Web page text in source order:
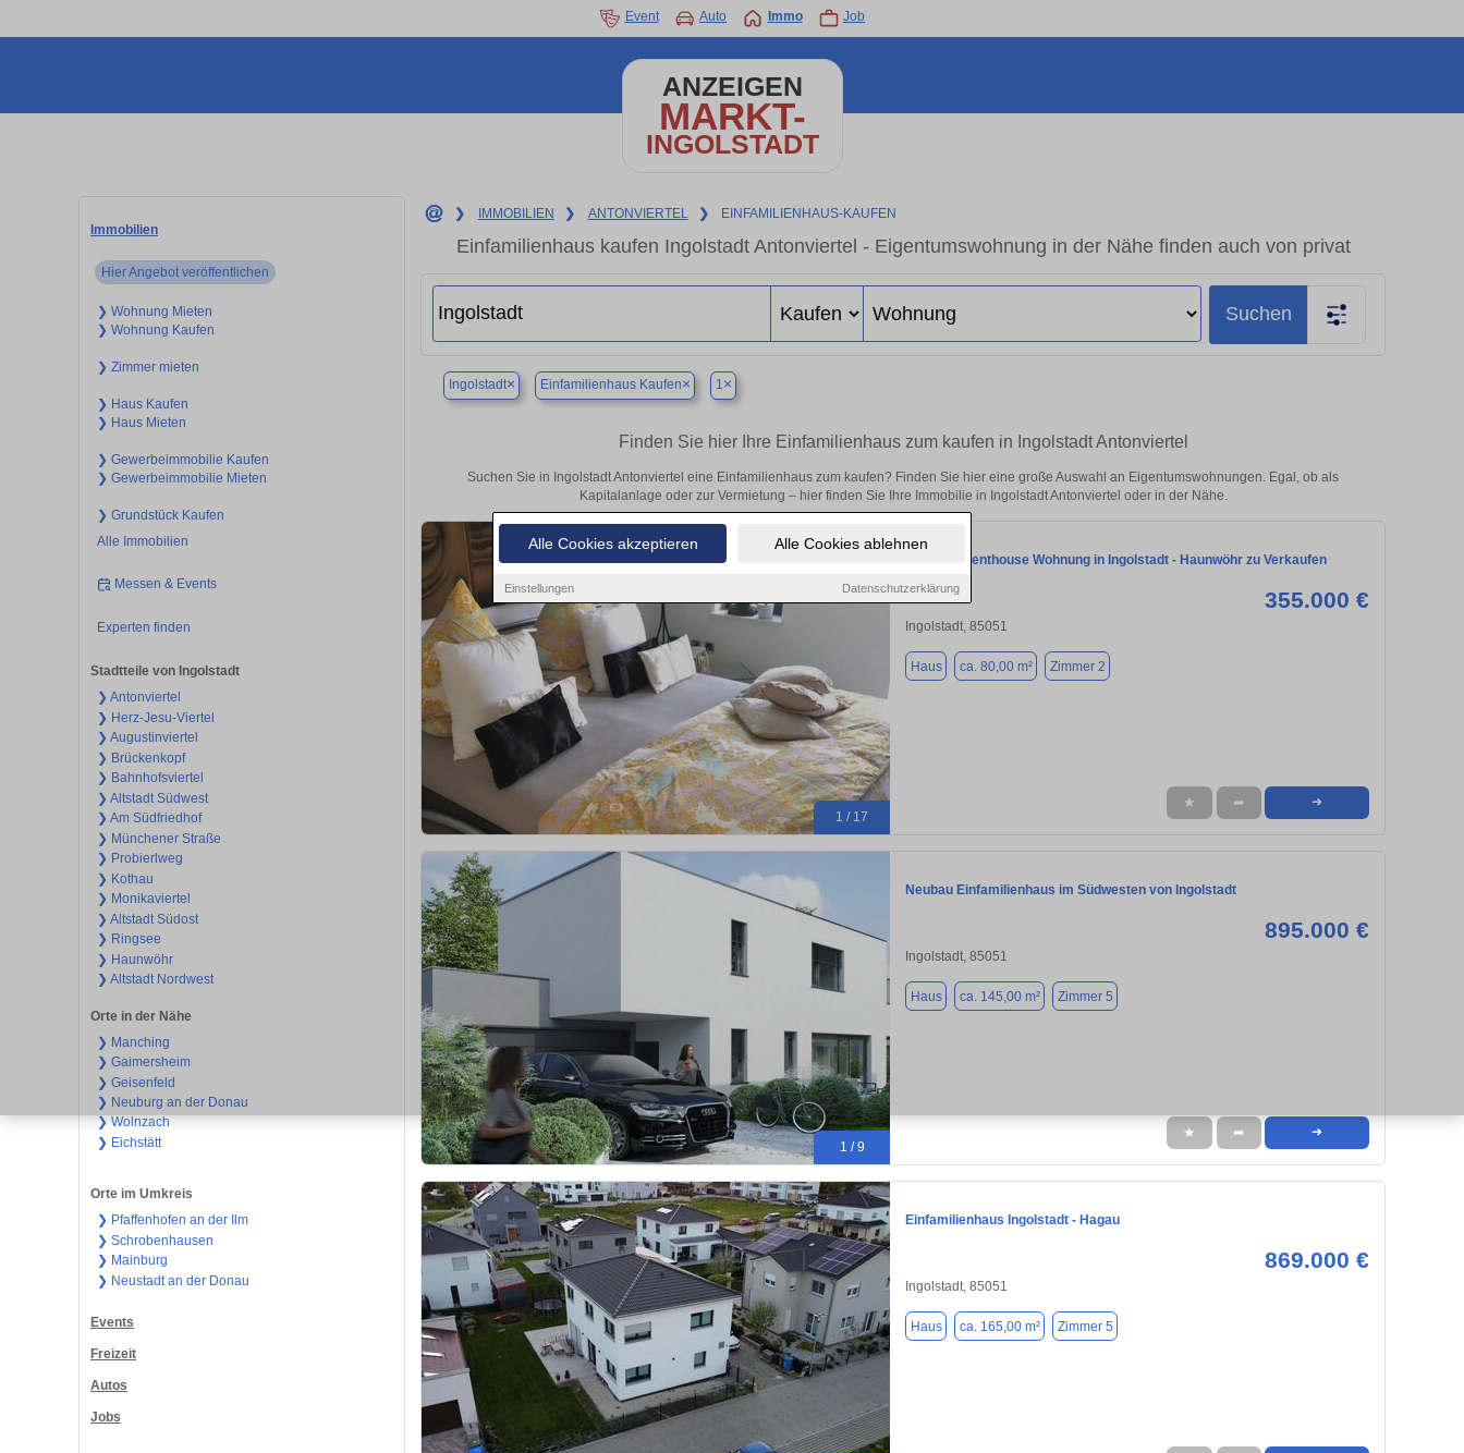
Alle Cookies akzeptieren Alle Cookies ablehnen
Einstellungen Datenschutzerklärung
Event Auto Immo Job
ANZEIGEN
MARKT-
INGOLSTADT
Immobilien
Hier Angebot veröffentlichen
❯ Wohnung Mieten
❯ Wohnung Kaufen
❯ Zimmer mieten
❯ Haus Kaufen
❯ Haus Mieten
❯ Gewerbeimmobilie Kaufen
❯ Gewerbeimmobilie Mieten
❯ Grundstück Kaufen
Alle Immobilien
Messen & Events
Experten finden
Stadtteile von Ingolstadt
❯ Antonviertel
❯ Herz-Jesu-Viertel
❯ Augustinviertel
❯ Brückenkopf
❯ Bahnhofsviertel
❯ Altstadt Südwest
❯ Am Südfriedhof
❯ Münchener Straße
❯ Probierlweg
❯ Kothau
❯ Monikaviertel
❯ Altstadt Südost
❯ Ringsee
❯ Haunwöhr
❯ Altstadt Nordwest
Orte in der Nähe
❯ Manching
❯ Gaimersheim
❯ Geisenfeld
❯ Neuburg an der Donau
❯ Wolnzach
❯ Eichstätt
Orte im Umkreis
❯ Pfaffenhofen an der Ilm
❯ Schrobenhausen
❯ Mainburg
❯ Neustadt an der Donau
Events
Freizeit
Autos
Jobs
❯ IMMOBILIEN ❯ ANTONVIERTEL ❯ EINFAMILIENHAUS-KAUFEN
Einfamilienhaus kaufen Ingolstadt Antonviertel - Eigentumswohnung in der Nähe finden auch von privat
Suchen
Ingolstadt× Einfamilienhaus Kaufen× 1×
Finden Sie hier Ihre Einfamilienhaus zum kaufen in Ingolstadt Antonviertel
Suchen Sie in Ingolstadt Antonviertel eine Einfamilienhaus zum kaufen? Finden Sie hier eine große Auswahl an Eigentumswohnungen. Egal, ob als
Kapitalanlage oder zur Vermietung – hier finden Sie Ihre Immobilie in Ingolstadt Antonviertel oder in der Nähe.
1 / 17
Moderne Penthouse Wohnung in Ingolstadt - Haunwöhr zu Verkaufen
355.000 €
Ingolstadt, 85051
Haus ca. 80,00 m² Zimmer 2
★ ➦ ➜
1 / 9
Neubau Einfamilienhaus im Südwesten von Ingolstadt
895.000 €
Ingolstadt, 85051
Haus ca. 145,00 m² Zimmer 5
★ ➦ ➜
Einfamilienhaus Ingolstadt - Hagau
869.000 €
Ingolstadt, 85051
Haus ca. 165,00 m² Zimmer 5